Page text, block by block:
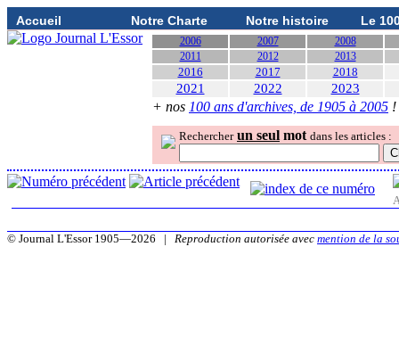
Accueil Notre Charte Notre histoire Le
2006 2007
2008
2011
2012 2013
2016 2017 2018
2021 2022 2023
+ nos 100 ans d'archives, de 1905 à 2005 !
Rechercher un seul mot dans les articles :
© Journal L'Essor 1905—2026 | Reproduction autorisée avec mention de la